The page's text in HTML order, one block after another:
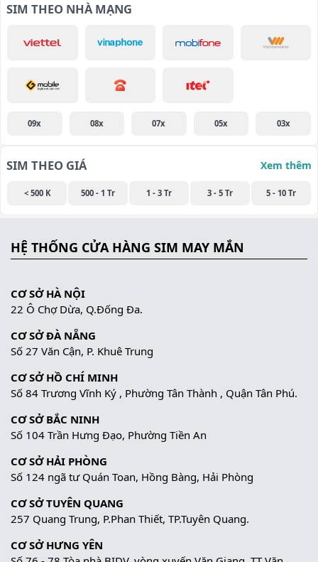
SIM THEO NHÀ MẠNG
09x 08x 07x 05x 03x
SIM THEO GIÁ Xem thêm
< 500 K 500 - 1 Tr 1 - 3 Tr 3 - 5 Tr 5 - 10 Tr
HỆ THỐNG CỬA HÀNG SIM MAY MẮN
CƠ SỞ HÀ NỘI
22 Ô Chợ Dừa, Q.Đống Đa.
CƠ SỞ ĐÀ NẴNG
Số 27 Văn Cận, P. Khuê Trung
CƠ SỞ HỒ CHÍ MINH
Số 84 Trương Vĩnh Ký , Phường Tân Thành , Quận Tân Phú.
CƠ SỞ BẮC NINH
Số 104 Trần Hưng Đạo, Phường Tiền An
CƠ SỞ HẢI PHÒNG
Số 124 ngã tư Quán Toan, Hồng Bàng, Hải Phòng
CƠ SỞ TUYÊN QUANG
257 Quang Trung, P.Phan Thiết, TP.Tuyên Quang.
CƠ SỞ HƯNG YÊN